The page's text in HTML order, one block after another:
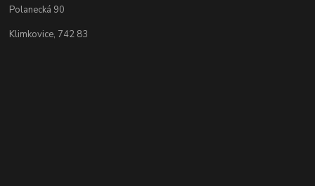
Polanecká 90
Klimkovice, 742 83